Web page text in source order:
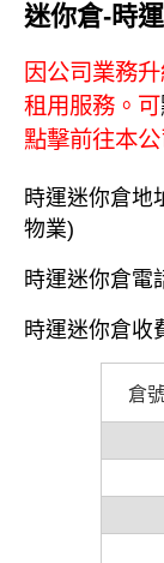
迷你倉-時
因公司業務
租用服務。可
點擊前往本公
時運迷你倉地
物業)
時運迷你倉電
時運迷你倉收
倉